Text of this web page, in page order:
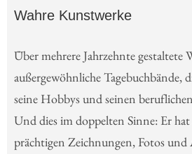
Wahre Kunstwerke
Über mehrere Jahrzehnte gestaltete
außergewöhnliche Tagebuchbände,
seine Hobbys und seinen
Und dies im doppelten Sinne: Er
prächtigen Zeichnungen, Fotos